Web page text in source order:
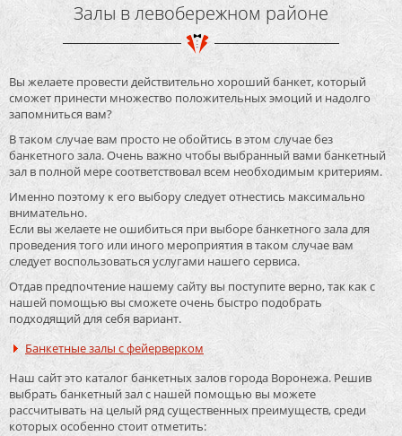
Залы в левобережном районе
Вы желаете провести действительно хороший банкет, который
сможет принести множество положительных эмоций и надолго
запомниться вам?
В таком случае вам просто не обойтись в этом случае без
банкетного зала. Очень важно чтобы выбранный вами банкетный
зал в полной мере соответствовал всем необходимым критериям.
Именно поэтому к его выбору следует отнестись максимально
внимательно.
Если вы желаете не ошибиться при выборе банкетного зала для
проведения того или иного мероприятия в таком случае вам
следует воспользоваться услугами нашего сервиса.
Отдав предпочтение нашему сайту вы поступите верно, так как с
нашей помощью вы сможете очень быстро подобрать
подходящий для себя вариант.
Банкетные залы с фейерверком
Наш сайт это каталог банкетных залов города Воронежа. Решив
выбрать банкетный зал с нашей помощью вы можете
рассчитывать на целый ряд существенных преимуществ, среди
которых особенно стоит отметить: